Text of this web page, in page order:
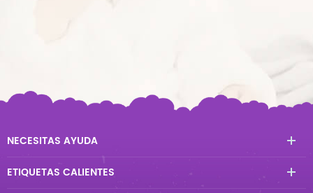
NECESITAS AYUDA
ETIQUETAS CALIENTES